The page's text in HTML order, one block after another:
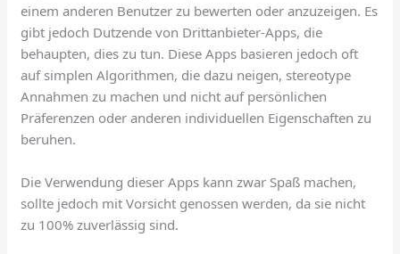
einem anderen Benutzer zu bewerten oder anzuzeigen. Es
gibt jedoch Dutzende von Drittanbieter-Apps, die
behaupten, dies zu tun. Diese Apps basieren jedoch oft
auf simplen Algorithmen, die dazu neigen, stereotype
Annahmen zu machen und nicht auf persönlichen
Präferenzen oder anderen individuellen Eigenschaften zu
beruhen.
Die Verwendung dieser Apps kann zwar Spaß machen,
sollte jedoch mit Vorsicht genossen werden, da sie nicht
zu 100% zuverlässig sind.